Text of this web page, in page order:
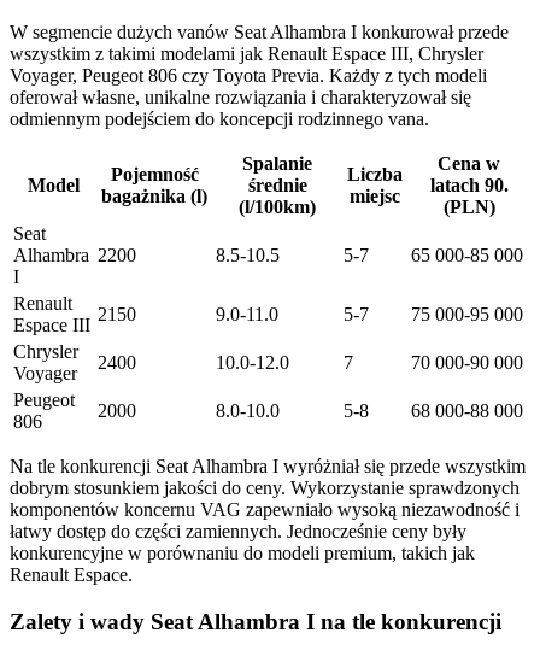
W segmencie dużych vanów Seat Alhambra I konkurował przede
wszystkim z takimi modelami jak Renault Espace III, Chrysler
Voyager, Peugeot 806 czy Toyota Previa. Każdy z tych modeli
oferował własne, unikalne rozwiązania i charakteryzował się
odmiennym podejściem do koncepcji rodzinnego vana.
Model
Pojemność
bagażnika (l)
Spalanie
średnie
(l/100km)
Liczba
miejsc
Cena w
latach 90.
(PLN)
Seat
Alhambra
I
2200 8.5-10.5 5-7 65 000-85 000
Renault
Espace III
2150 9.0-11.0 5-7
75 000-95 000
Chrysler
Voyager
2400 10.0-12.0 7
70 000-90 000
Peugeot
806
2000 8.0-10.0 5-8 68 000-88 000
Na tle konkurencji Seat Alhambra I wyróżniał się przede wszystkim
dobrym stosunkiem jakości do ceny. Wykorzystanie sprawdzonych
komponentów koncernu VAG zapewniało wysoką niezawodność i
łatwy dostęp do części zamiennych. Jednocześnie ceny były
konkurencyjne w porównaniu do modeli premium, takich jak
Renault Espace.
Zalety i wady Seat Alhambra I na tle konkurencji